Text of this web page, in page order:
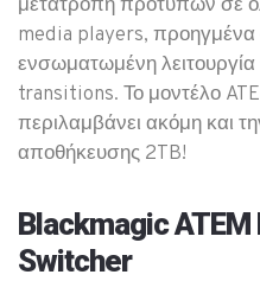
μετατροπή προτύπων σε
media players, προηγμένα
ενσωματωμένη
transitions. Το μοντέλο
περιλαμβάνει ακόμη και
αποθήκευσης 2TB!
Blackmagic ATEM
Switcher